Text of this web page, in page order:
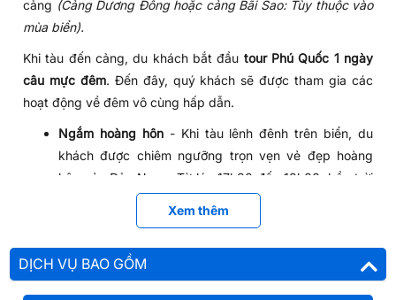
cảng (Cảng Dương Đông hoặc cảng Bãi Sao: Tùy thuộc vào
mùa biển).
Khi tàu đến cảng, du khách bắt đầu tour Phú Quốc 1 ngày
câu mực đêm. Đến đây, quý khách sẽ được tham gia các
hoạt động về đêm vô cùng hấp dẫn.
Ngắm hoàng hôn- Khi tàu lênh đênh trên biển, du
khách được chiêm ngưỡng trọn vẹn vẻ đẹp hoàng
hôn của Đảo Ngọc. Từ lúc 17h30 đến 18h00, bầu trời
Phú Quốc dần chuyển sang sắc cam hồng tuyệt đẹp.
Đây cũng là thời khắc đẹp nhất của ánh hoàng hôn.
để lưu lại khoảng thời gian đáng nhớ này.
Xem thêm
DỊCH VỤ BAO GỒM